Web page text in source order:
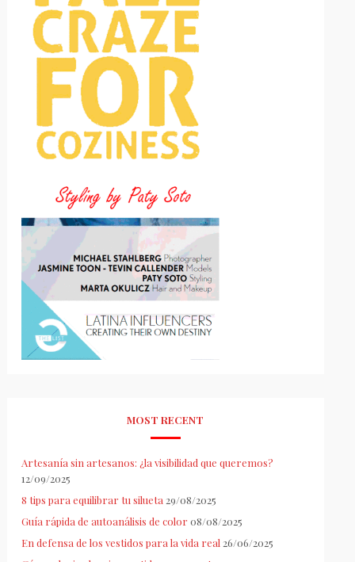
MOST RECENT
Artesanía sin artesanos: ¿la visibilidad que queremos?
12/09/2025
8 tips para equilibrar tu silueta 29/08/2025
Guía rápida de autoanálisis de color 08/08/2025
En defensa de los vestidos para la vida real 26/06/2025